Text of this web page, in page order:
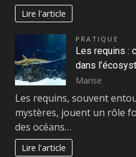
Lire l'article
PRATIQUE
Les requins :
dans
Marise
Les requins, souvent
mystères, jouent un rôle
des océans…
Lire l'article